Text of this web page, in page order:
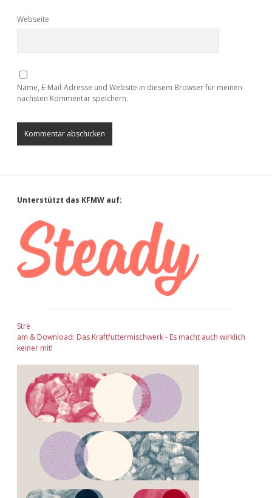
Webseite
Name, E-Mail-Adresse und Website in diesem Browser für meinen
nächsten Kommentar speichern.
Sidebar
Unterstützt das KFMW auf:
Stre
am & Download: Das Kraftfuttermischwerk - Es macht auch wirklich
keiner mit!